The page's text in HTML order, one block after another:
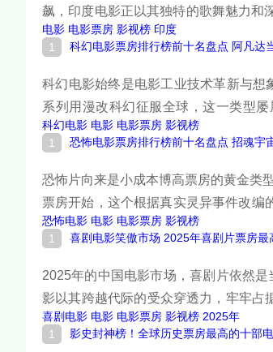
飙，印度电影正以其独特的歌舞魅力和
惊人的数字证明：宝莱坞的奇迹远未止
电影 电影票房 影视榜 印度
科幻电影票房排行榜前十名盘点 阿凡达
科幻电影始终是电影工业技术革新与想
系列用漫改科幻征服全球，这一类型
治，首部作品凭借重映重回影史冠军宝
影全球票房十强，看这些视觉奇观如何
科幻电影 电影 电影票房 影视榜
恐怖电影票房排行榜前十名盘点 招魂宇
恐怖片向来是小成本博高票房的黄金类
票房开始，这个根据真实灵异事件改编
横空出世，更以8300万美元北美开画成
这些惊悚之作如何以小博大，征服全球
恐怖电影 电影 电影票房 影视榜
喜剧电影笑傲市场 2025年喜剧片票房最
2025年的中国电影市场，喜剧片依然
影以其跨越代际的受众穿透力，牢牢占
房约62.08亿元，占据全年总票房的
健发挥，也有中小成本黑马的惊喜逆袭。
喜剧电影 电影 电影票房 影视榜 2025年
影史封神榜！全球历史票房最高的十部